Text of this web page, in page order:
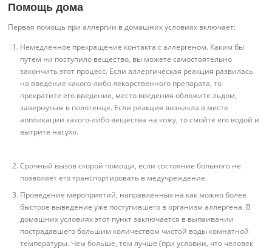
Помощь дома
Первая помощь при аллергии в домашних условиях включает:
Немедленное прекращение контакта с аллергеном. Каким бы
путем ни поступило вещество, вы можете самостоятельно
закончить этот процесс. Если аллергическая реакция развилась
на введение какого-либо лекарственного препарата, то
прекратите его введение, место введения обложите льдом,
завернутым в полотенце. Если реакция возникла в месте
аппликации какого-либо вещества на кожу, то смойте его водой и
вытрите насухо.
Срочный вызов скорой помощи, если состояние больного не
позволяет его транспортировать в медучреждение.
Проведение мероприятий, направленных на как можно более
быстрое выведение уже поступившего в организм аллергена. В
домашних условиях этот пункт заключается в выпаивании
пострадавшего большим количеством чистой воды комнатной
температуры. Чем больше, тем лучше (при условии, что человек